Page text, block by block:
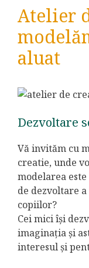
Atelier
aluat
Dezvoltare
Vă invităm cu
creatie, unde
modelarea
de dezvoltare
copiilor?
Cei mici își
imaginația și
interesul și